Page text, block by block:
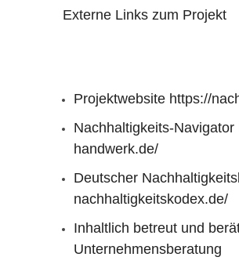
e
d
r
Externe Links zum Projekt
Projektwebsite https://
Nachhaltigkeits-Navigator
handwerk.de/
Deutscher
nachhaltigkeitskodex.de/
Inhaltlich betreut und
Unternehmensberatung